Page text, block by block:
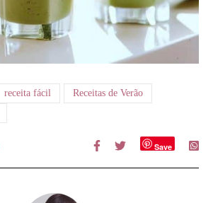
receita fácil
Receitas de Verão
Save